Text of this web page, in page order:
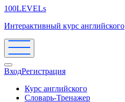
100LEVELs
Интерактивный курс английского
ВходРегистрация
Курс английского
Словарь-Тренажер